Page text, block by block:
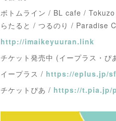
ボトムライン / BL cafe /
らたると / つるのり / Paradise
http://imaikeyuuran.link
チケット発売中 (イープラス・ぴ
イープラス / https://eplus.jp/sf/
チケットぴあ / https://t.pia.jp/